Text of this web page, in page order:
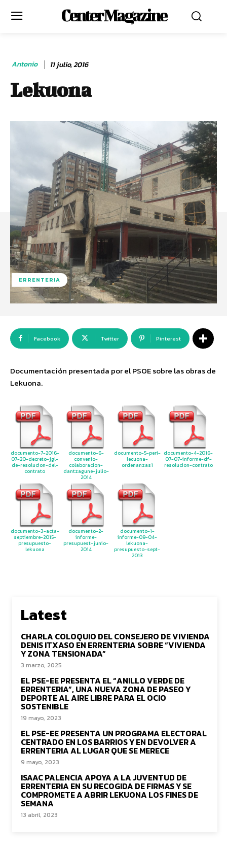
Center Magazine
Antonio 11 julio, 2016
Lekuona
ERRENTERIA
Facebook Twitter Pinterest
Documentación presentada por el PSOE sobre las obras de
Lekuona.
documento-7-2016-
07-20-decreto-jgl-
de-resolucion-del-
contrato
documento-6-
convenio-
colaboracion-
dantzagune-julio-
2014
documento-5-peri-
lecuona-
ordenanzas1
documento-4-2016-
07-07-informe-df-
resolucion-contrato
documento-3-acta-
septiembre-2015-
presupuesto-
lekuona
documento-2-
informe-
presupuest-junio-
2014
documento-1-
informe-09-04-
lekuona-
presupuesto-sept-
2013
Latest
CHARLA COLOQUIO DEL CONSEJERO DE VIVIENDA
DENIS ITXASO EN ERRENTERIA SOBRE “VIVIENDA
Y ZONA TENSIONADA”
3 marzo, 2025
EL PSE-EE PRESENTA EL “ANILLO VERDE DE
ERRENTERIA”, UNA NUEVA ZONA DE PASEO Y
DEPORTE AL AIRE LIBRE PARA EL OCIO
SOSTENIBLE
19 mayo, 2023
EL PSE-EE PRESENTA UN PROGRAMA ELECTORAL
CENTRADO EN LOS BARRIOS Y EN DEVOLVER A
ERRENTERIA AL LUGAR QUE SE MERECE
9 mayo, 2023
ISAAC PALENCIA APOYA A LA JUVENTUD DE
ERRENTERIA EN SU RECOGIDA DE FIRMAS Y SE
COMPROMETE A ABRIR LEKUONA LOS FINES DE
SEMANA
13 abril, 2023